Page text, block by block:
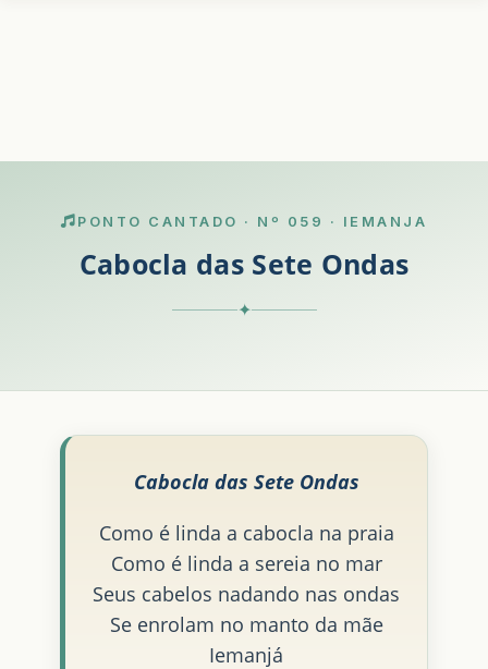
PONTO CANTADO · Nº 059 · IEMANJA
Cabocla das Sete Ondas
✦
Cabocla das Sete Ondas
Como é linda a cabocla na praia
Como é linda a sereia no mar
Seus cabelos nadando nas ondas
Se enrolam no manto da mãe
Iemanjá